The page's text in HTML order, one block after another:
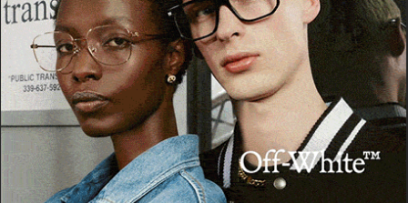
Cerca
Cerca